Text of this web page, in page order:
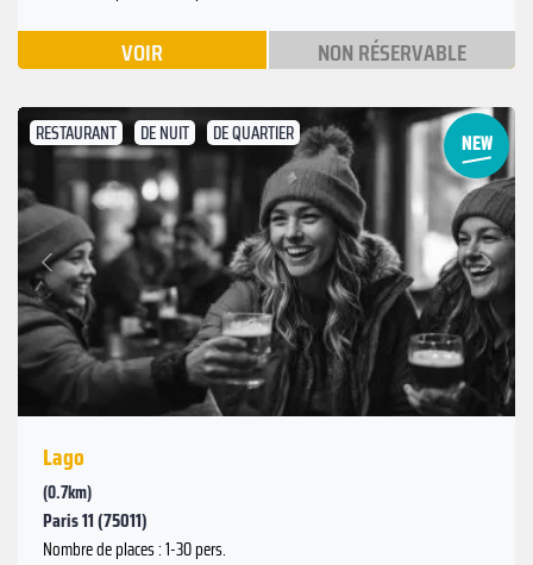
VOIR NON RÉSERVABLE
RESTAURANT DE NUIT DE QUARTIER
Précédent
Suivant
Lago
(0.7km)
Paris 11 (75011)
Nombre de places : 1-30 pers.